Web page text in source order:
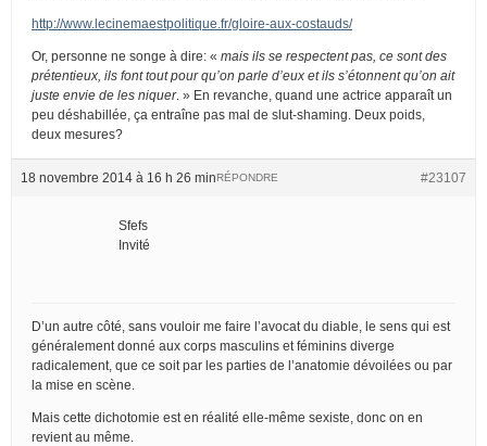
http://www.lecinemaestpolitique.fr/gloire-aux-costauds/
Or, personne ne songe à dire: « mais ils se respectent pas, ce sont des
prétentieux, ils font tout pour qu’on parle d’eux et ils s’étonnent qu’on ait
juste envie de les niquer. » En revanche, quand une actrice apparaît un
peu déshabillée, ça entraîne pas mal de slut-shaming. Deux poids,
deux mesures?
18 novembre 2014 à 16 h 26 min #23107
RÉPONDRE
Sfefs
Invité
D’un autre côté, sans vouloir me faire l’avocat du diable, le sens qui est
généralement donné aux corps masculins et féminins diverge
radicalement, que ce soit par les parties de l’anatomie dévoilées ou par
la mise en scène.
Mais cette dichotomie est en réalité elle-même sexiste, donc on en
revient au même.